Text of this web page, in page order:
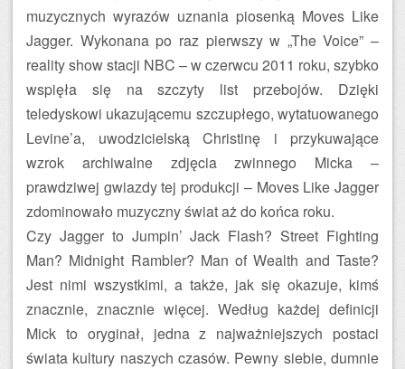
muzycznych wyrazów uznania piosenką Moves Like
Jagger. Wykonana po raz pierwszy w „The Voice” –
reality show stacji NBC – w czerwcu 2011 roku, szybko
wspięła się na szczyty list przebojów. Dzięki
teledyskowi ukazującemu szczupłego, wytatuowanego
Levine’a, uwodzicielską Christinę i przykuwające
wzrok archiwalne zdjęcia zwinnego Micka –
prawdziwej gwiazdy tej produkcji – Moves Like Jagger
zdominowało muzyczny świat aż do końca roku.
Czy Jagger to Jumpin’ Jack Flash? Street Fighting
Man? Midnight Rambler? Man of Wealth and Taste?
Jest nimi wszystkimi, a także, jak się okazuje, kimś
znacznie, znacznie więcej. Według każdej definicji
Mick to oryginał, jedna z najważniejszych postaci
świata kultury naszych czasów. Pewny siebie, dumnie